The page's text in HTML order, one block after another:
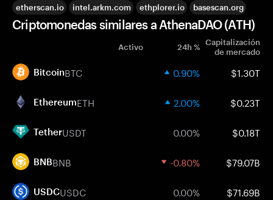
etherscan.io intel.arkm.com ethplorer.io basescan.org
Criptomonedas similares a AthenaDAO (ATH)
Activo 24h % Capitalización
de mercado
BitcoinBTC 0.90% $1.30T
EthereumETH 2.00% $0.23T
TetherUSDT 0.00% $0.18T
BNBBNB -0.80% $79.07B
USDCUSDC 0.00% $71.69B